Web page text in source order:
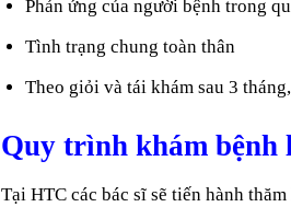
Phản ứng của người bệnh trong
Tình trạng chung toàn thân
Theo giỏi và tái khám sau 3
Quy trình khám
Tại HTC các bác sĩ sẽ tiến hành